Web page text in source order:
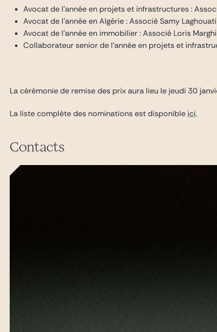
Avocat de l’année en projets et infrastructures :
Avocat de l’année en Algérie : Associé Samy Laghouati
Avocat de l’année en immobilier : Associé Loris
Collaborateur senior de l’année en projets et
La cérémonie de remise des prix aura lieu le jeudi 30
La liste complète des nominations est disponible ici.
Contacts